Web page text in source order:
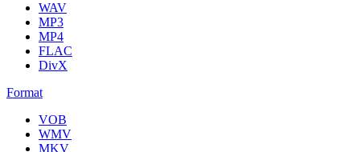
WAV
MP3
MP4
FLAC
DivX
Format
VOB
WMV
MKV